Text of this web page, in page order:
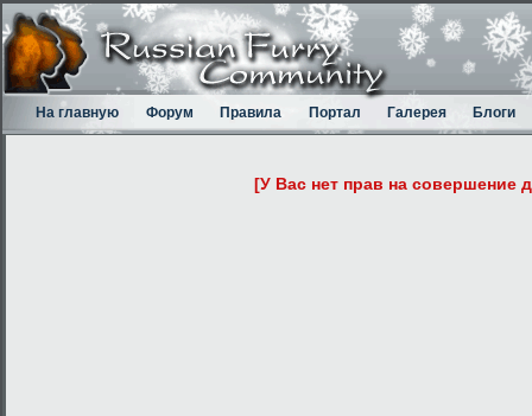
На главную Форум Правила Портал Галерея Блоги
[У Вас нет прав на совершение